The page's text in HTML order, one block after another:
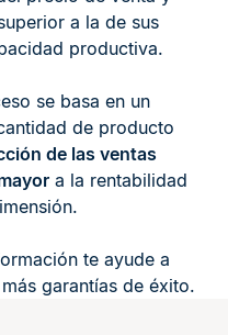
a la de sus
productiva.
se basa en un
de producto
de las ventas
a la rentabilidad
te ayude a
garantías de éxito.